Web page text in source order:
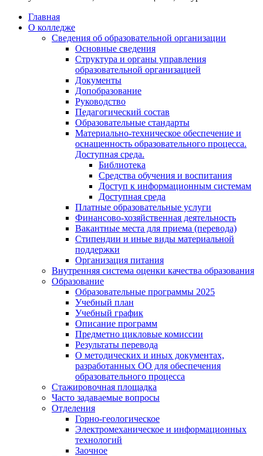
Главная
О колледже
Сведения об образовательной организации
Основные сведения
Структура и органы управления
образовательной организацией
Документы
Допобразование
Руководство
Педагогический состав
Образовательные стандарты
Материально-техническое обеспечение и
оснащенность образовательного процесса.
Доступная среда.
Библиотека
Средства обучения и воспитания
Доступ к информационным системам
Доступная среда
Платные образовательные услуги
Финансово-хозяйственная деятельность
Вакантные места для приема (перевода)
Стипендии и иные виды материальной
поддержки
Организация питания
Внутренняя система оценки качества образования
Образование
Образовательные программы 2025
Учебный план
Учебный график
Описание программ
Предметно цикловые комиссии
Результаты перевода
О методических и иных документах,
разработанных ОО для обеспечения
образовательного процесса
Стажировочная площадка
Часто задаваемые вопросы
Отделения
Горно-геологическое
Электромеханическое и информационных
технологий
Заочное